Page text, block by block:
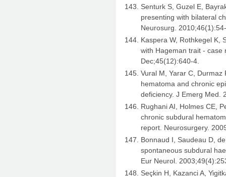
Senturk S, Guzel E,
presenting with bilateral
Neurosurg.
Kaspera W, Rothkegel K,
with Hageman trait - case
Dec;45(12):640-4.
Vural M, Yarar C,
hematoma and chronic
deficiency. J Emerg Med.
Rughani AI, Holmes CE,
chronic subdural
report. Neurosurgery.
Bonnaud I, Saudeau D,
spontaneous subdural
Eur Neurol.
Seçkin H, Kazanci A,